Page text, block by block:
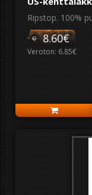
Ripstop. 100%
8.60€
Veroton: 6.85€